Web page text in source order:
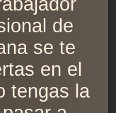
de
se te
en el
tengas la